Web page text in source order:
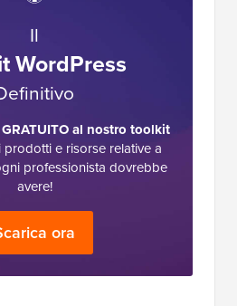
Il
WordPress
al nostro toolkit
e risorse relative a
professionista dovrebbe
avere!
ora